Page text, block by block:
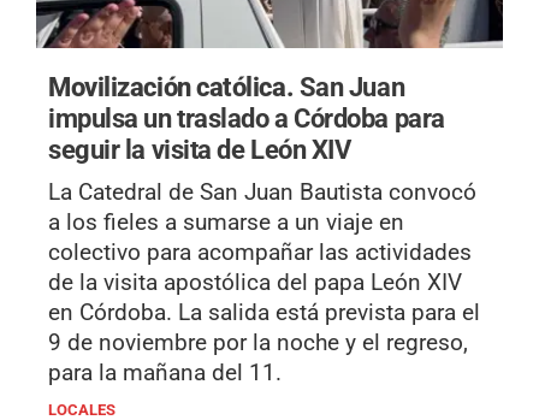
Movilización católica. San Juan
impulsa un traslado a Córdoba para
seguir la visita de León XIV
La Catedral de San Juan Bautista convocó
a los fieles a sumarse a un viaje en
colectivo para acompañar las actividades
de la visita apostólica del papa León XIV
en Córdoba. La salida está prevista para el
9 de noviembre por la noche y el regreso,
para la mañana del 11.
LOCALES